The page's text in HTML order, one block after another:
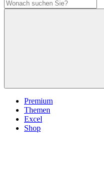
Premium
Themen
Excel
Shop